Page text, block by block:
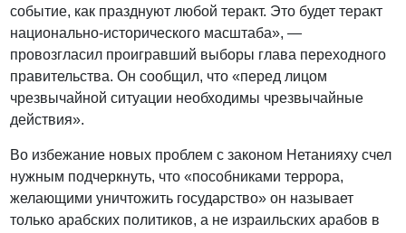
событие, как празднуют любой теракт. Это будет теракт
национально-исторического масштаба», —
провозгласил проигравший выборы глава переходного
правительства. Он сообщил, что «перед лицом
чрезвычайной ситуации необходимы чрезвычайные
действия».
Во избежание новых проблем с законом Нетанияху счел
нужным подчеркнуть, что «пособниками террора,
желающими уничтожить государство» он называет
только арабских политиков, а не израильских арабов в